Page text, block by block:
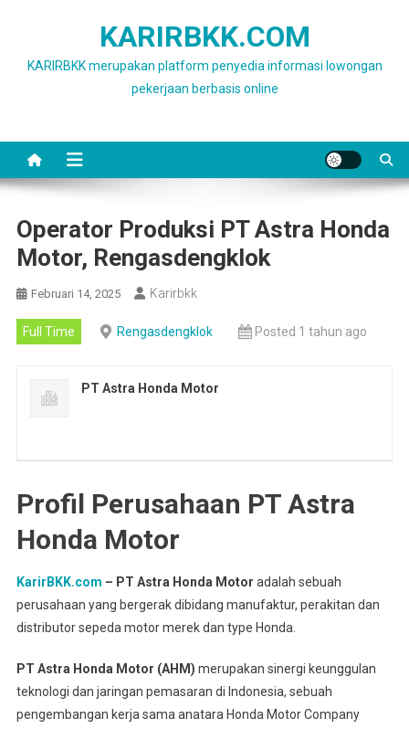
KARIRBKK.COM
KARIRBKK merupakan platform penyedia informasi lowongan
pekerjaan berbasis online
Operator Produksi PT Astra Honda
Motor, Rengasdengklok
Februari 14, 2025 Karirbkk
Full Time Rengasdengklok Posted 1 tahun ago
PT Astra Honda Motor
Profil Perusahaan PT Astra
Honda Motor
KarirBKK.com – PT Astra Honda Motor adalah sebuah
perusahaan yang bergerak dibidang manufaktur, perakitan dan
distributor sepeda motor merek dan type Honda.
PT Astra Honda Motor (AHM) merupakan sinergi keunggulan
teknologi dan jaringan pemasaran di Indonesia, sebuah
pengembangan kerja sama anatara Honda Motor Company